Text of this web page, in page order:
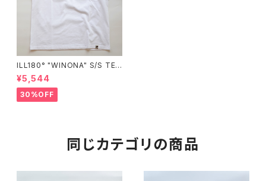
ILL180° "WINONA" S/S TE
E"
¥5,544
30%OFF
同じカテゴリの商品